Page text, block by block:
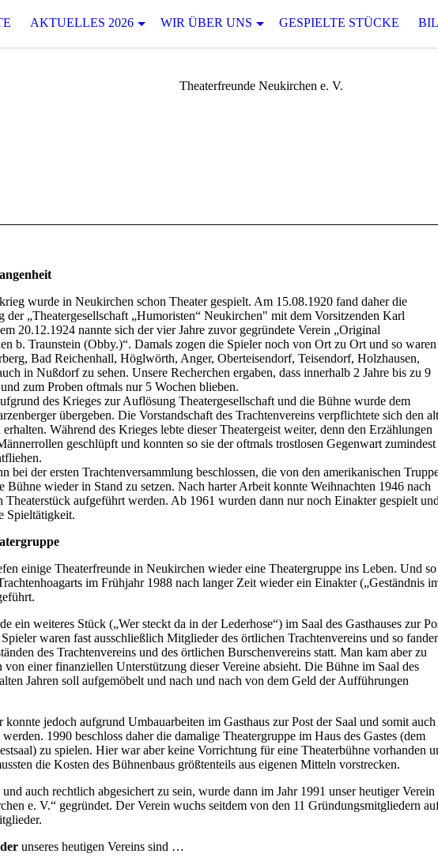
AKTUELLES 2026 WIR ÜBER UNS GESPIELTE STÜCKE
Theaterfreunde Neukirchen e. V.
wurde in Neukirchen schon Theater gespielt. Am 15.08.1920 fand daher die
der „Theatergesellschaft „Humoristen“ Neukirchen" mit dem Vorsitzenden Karl
20.12.1924 nannte sich der vier Jahre zuvor gegründete Verein „Original
b. Traunstein (Obby.)“. Damals zogen die Spieler noch von Ort zu Ort und so waren
Bad Reichenhall, Höglwörth, Anger, Oberteisendorf, Teisendorf, Holzhausen,
in Nußdorf zu sehen. Unsere Recherchen ergaben, dass innerhalb 2 Jahre bis zu 9
zum Proben oftmals nur 5 Wochen blieben.
des Krieges zur Auflösung Theatergesellschaft und die Bühne wurde dem
übergeben. Die Vorstandschaft des Trachtenvereins verpflichtete sich den
Während des Krieges lebte dieser Theatergeist weiter, denn den Erzählungen
geschlüpft und konnten so sie der oftmals trostlosen Gegenwart zumindest
bei der ersten Trachtenversammlung beschlossen, die von den amerikanischen
Bühne wieder in Stand zu setzen. Nach harter Arbeit konnte Weihnachten 1946 nach
Theaterstück aufgeführt werden. Ab 1961 wurden dann nur noch Einakter gespielt
Spieltätigkeit.
einige Theaterfreunde in Neukirchen wieder eine Theatergruppe ins Leben. Und so
im Frühjahr 1988 nach langer Zeit wieder ein Einakter („Geständnis
ein weiteres Stück („Wer steckt da in der Lederhose“) im Saal des Gasthauses zur
waren fast ausschließlich Mitglieder des örtlichen Trachtenvereins und so
des Trachtenvereins und des örtlichen Burschenvereins statt. Man kam aber zu
von einer finanziellen Unterstützung dieser Vereine absieht. Die Bühne im Saal des
Jahren soll aufgemöbelt und nach und nach von dem Geld der Aufführungen
konnte jedoch aufgrund Umbauarbeiten im Gasthaus zur Post der Saal und somit auch
1990 beschloss daher die damalige Theatergruppe im Haus des Gastes (dem
zu spielen. Hier war aber keine Vorrichtung für eine Theaterbühne vorhanden
die Kosten des Bühnenbaus größtenteils aus eigenen Mitteln vorstrecken.
auch rechtlich abgesichert zu sein, wurde dann im Jahr 1991 unser heutiger Verein
e. V.“ gegründet. Der Verein wuchs seitdem von den 11 Gründungsmitgliedern
unseres heutigen Vereins sind …